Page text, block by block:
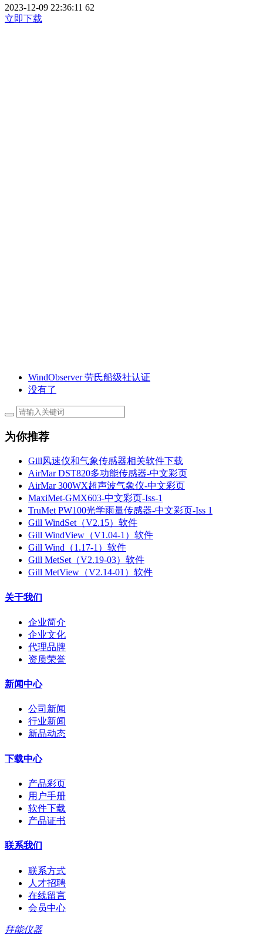
2023-12-09 22:36:11 62
立即下载
WindObserver 劳氏船级社认证
没有了
为你推荐
Gill风速仪和气象传感器相关软件下载
AirMar DST820多功能传感器-中文彩页
AirMar 300WX超声波气象仪-中文彩页
MaxiMet-GMX603-中文彩页-Iss-1
TruMet PW100光学雨量传感器-中文彩页-Iss 1
Gill WindSet（V2.15）软件
Gill WindView（V1.04-1）软件
Gill Wind（1.17-1）软件
Gill MetSet（V2.19-03）软件
Gill MetView（V2.14-01）软件
关于我们
企业简介
企业文化
代理品牌
资质荣誉
新闻中心
公司新闻
行业新闻
新品动态
下载中心
产品彩页
用户手册
软件下载
产品证书
联系我们
联系方式
人才招聘
在线留言
会员中心
拜能仪器